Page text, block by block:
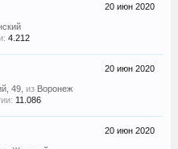
20 июн 2020
4.212
20 июн 2020
49, из Воронеж
11.086
20 июн 2020